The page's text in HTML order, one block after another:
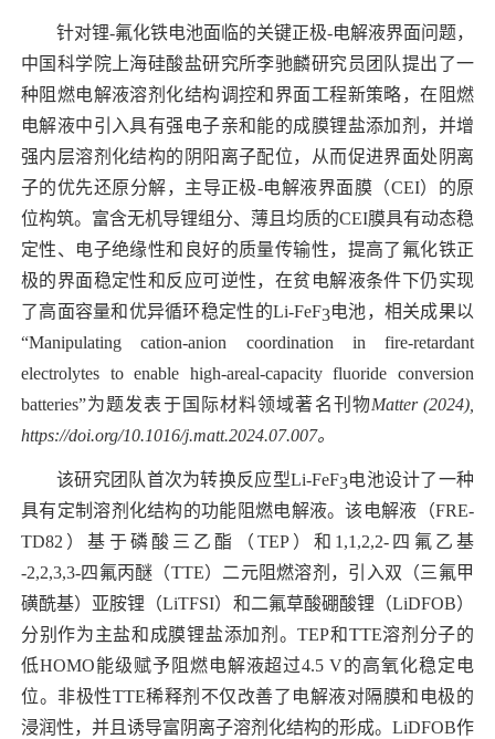
针对锂-氟化铁电池面临的关键正极-电解液界面问题，
中国科学院上海硅酸盐研究所李驰麟研究员团队提出了一
种阻燃电解液溶剂化结构调控和界面工程新策略，在阻燃
电解液中引入具有强电子亲和能的成膜锂盐添加剂，并增
强内层溶剂化结构的阴阳离子配位，从而促进界面处阴离
子的优先还原分解，主导正极-电解液界面膜（CEI）的原
位构筑。富含无机导锂组分、薄且均质的CEI膜具有动态稳
定性、电子绝缘性和良好的质量传输性，提高了氟化铁正
极的界面稳定性和反应可逆性，在贫电解液条件下仍实现
了高面容量和优异循环稳定性的Li-FeF3电池，相关成果以
“Manipulating cation-anion coordination in fire-retardant
electrolytes to enable high-areal-capacity fluoride conversion
batteries”为题发表于国际材料领域著名刊物Matter(2024),
https://doi.org/10.1016/j.matt.2024.07.007。
该研究团队首次为转换反应型Li-FeF3电池设计了一种
具有定制溶剂化结构的功能阻燃电解液。该电解液（FRE-
TD82 ）基于磷酸三乙酯（ TEP）和 1,1,2,2- 四氟乙基
-2,2,3,3-四氟丙醚（TTE）二元阻燃溶剂，引入双（三氟甲
磺酰基）亚胺锂（LiTFSI）和二氟草酸硼酸锂（LiDFOB）
分别作为主盐和成膜锂盐添加剂。TEP和TTE溶剂分子的
低HOMO能级赋予阻燃电解液超过4.5 V的高氧化稳定电
位。非极性TTE稀释剂不仅改善了电解液对隔膜和电极的
浸润性，并且诱导富阴离子溶剂化结构的形成。 LiDFOB作